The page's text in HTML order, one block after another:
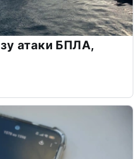
атаки БПЛА,